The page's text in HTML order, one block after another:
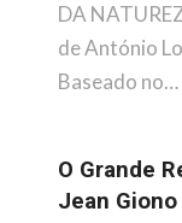
DA
de António
Baseado no…
O Grande
Jean Giono